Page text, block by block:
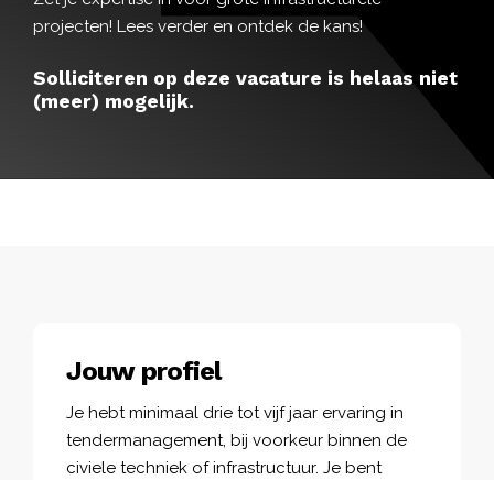
projecten! Lees verder en ontdek de kans!
Solliciteren op deze vacature is helaas niet
(meer) mogelijk.
Jouw profiel
Je hebt minimaal drie tot vijf jaar ervaring in
tendermanagement, bij voorkeur binnen de
civiele techniek of infrastructuur. Je bent